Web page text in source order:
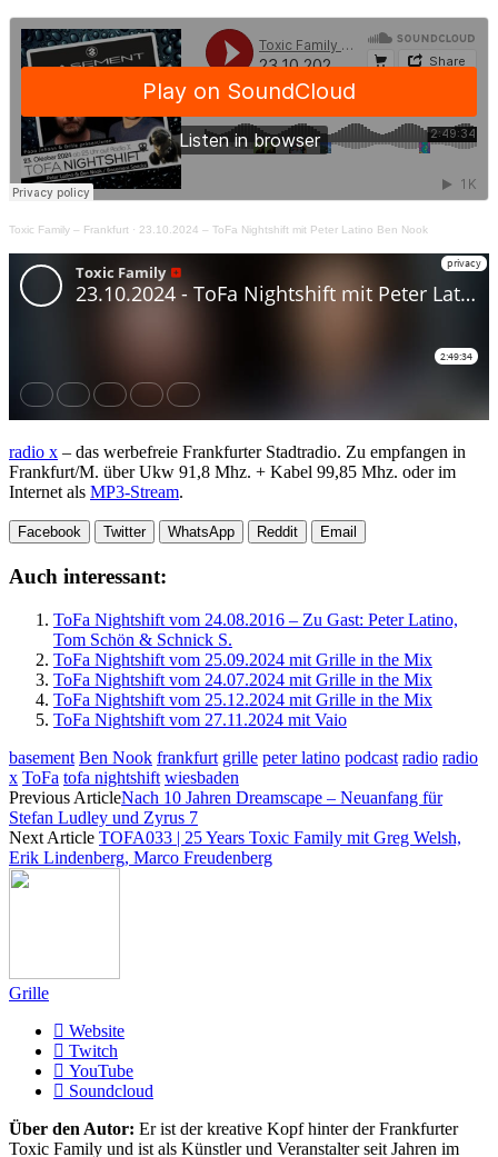
Toxic Family – Frankfurt · 23.10.2024 – ToFa Nightshift mit Peter Latino Ben Nook
radio x – das werbefreie Frankfurter Stadtradio. Zu empfangen in
Frankfurt/M. über Ukw 91,8 Mhz. + Kabel 99,85 Mhz. oder im
Internet als MP3-Stream.
Facebook Twitter WhatsApp Reddit Email
Auch interessant:
ToFa Nightshift vom 24.08.2016 – Zu Gast: Peter Latino,
Tom Schön & Schnick S.
ToFa Nightshift vom 25.09.2024 mit Grille in the Mix
ToFa Nightshift vom 24.07.2024 mit Grille in the Mix
ToFa Nightshift vom 25.12.2024 mit Grille in the Mix
ToFa Nightshift vom 27.11.2024 mit Vaio
basement Ben Nook frankfurt grille peter latino podcast radio radio
x ToFa tofa nightshift wiesbaden
Previous ArticleNach 10 Jahren Dreamscape – Neuanfang für
Stefan Ludley und Zyrus 7
Next Article TOFA033 | 25 Years Toxic Family mit Greg Welsh,
Erik Lindenberg, Marco Freudenberg
Grille
Website
Twitch
YouTube
Soundcloud
Über den Autor: Er ist der kreative Kopf hinter der Frankfurter
Toxic Family und ist als Künstler und Veranstalter seit Jahren im